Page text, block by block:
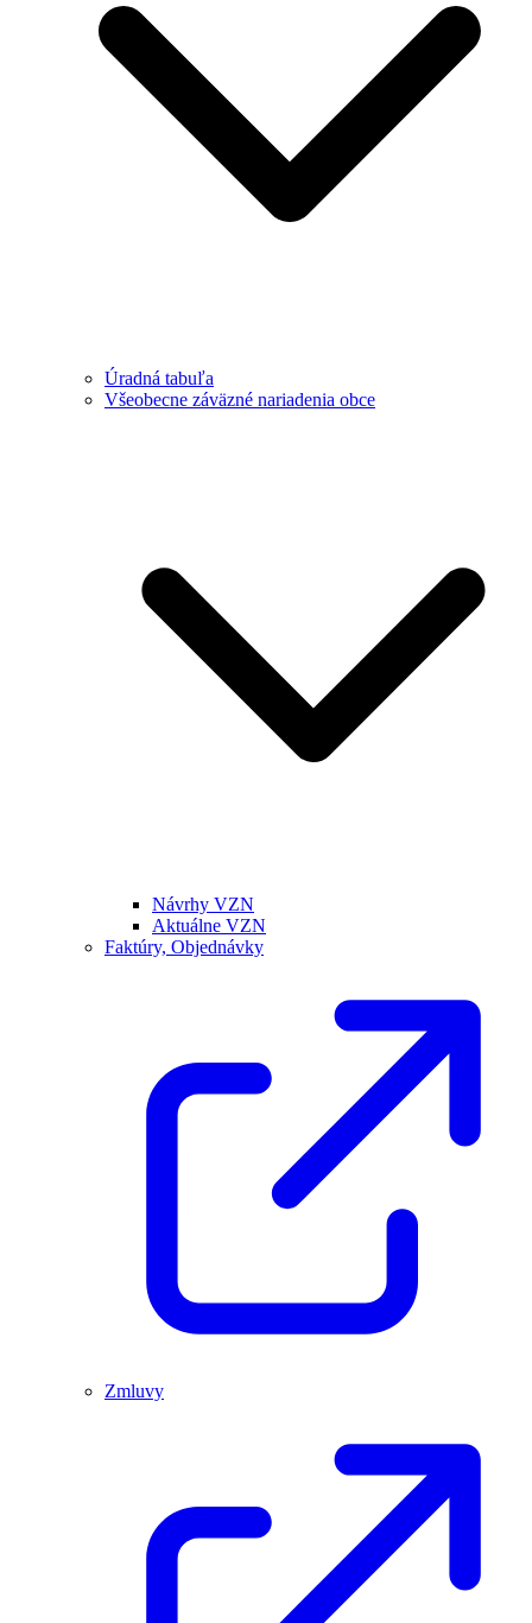
Úradná tabuľa
Všeobecne záväzné nariadenia obce
Návrhy VZN
Aktuálne VZN
Faktúry, Objednávky
Zmluvy